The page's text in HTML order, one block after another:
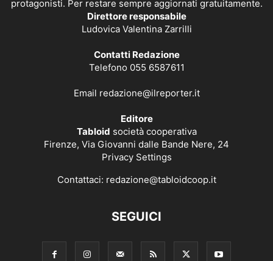
protagonisti. Per restare sempre aggiornati gratuitamente.
Direttore responsabile
Ludovica Valentina Zarrilli
Contatti Redazione
Telefono 055 6587611
Email redazione@ilreporter.it
Editore
Tabloid società cooperativa
Firenze, Via Giovanni dalle Bande Nere, 24
Privacy Settings
Contattaci: redazione@tabloidcoop.it
SEGUICI